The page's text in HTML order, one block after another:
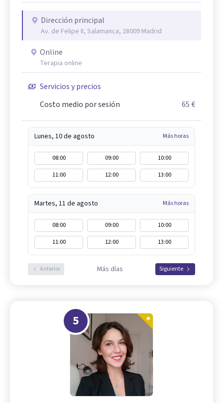
Dirección principal
Av. de Felipe II, Salamanca, 28009 Madrid
Online
Terapia online
Servicios y precios
Costo medio por sesión
65 €
Lunes, 10 de agosto Más horas
08:00 09:00
10:00
11:00
12:00 13:00
Martes, 11 de agosto Más horas
08:00 09:00
10:00
11:00
12:00 13:00
Anterior Más días Siguiente
5